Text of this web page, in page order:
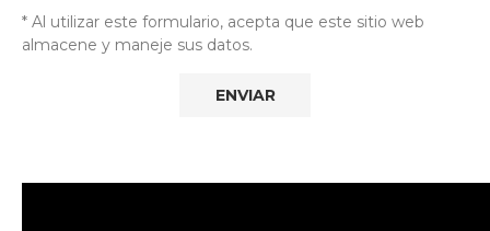
* Al utilizar este formulario, acepta que este sitio web
almacene y maneje sus datos.